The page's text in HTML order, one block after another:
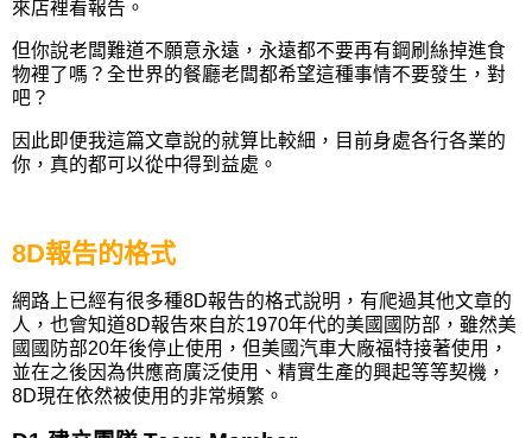
來店裡看報告。
但你說老闆難道不願意永遠，永遠都不要再有鋼刷絲掉進食
物裡了嗎？全世界的餐廳老闆都希望這種事情不要發生，對
吧？
因此即便我這篇文章說的就算比較細，目前身處各行各業的
你，真的都可以從中得到益處。
8D報告的格式
網路上已經有很多種8D報告的格式說明，有爬過其他文章的
人，也會知道8D報告來自於1970年代的美國國防部，雖然美
國國防部20年後停止使用，但美國汽車大廠福特接著使用，
並在之後因為供應商廣泛使用、精實生產的興起等等契機，
8D現在依然被使用的非常頻繁。